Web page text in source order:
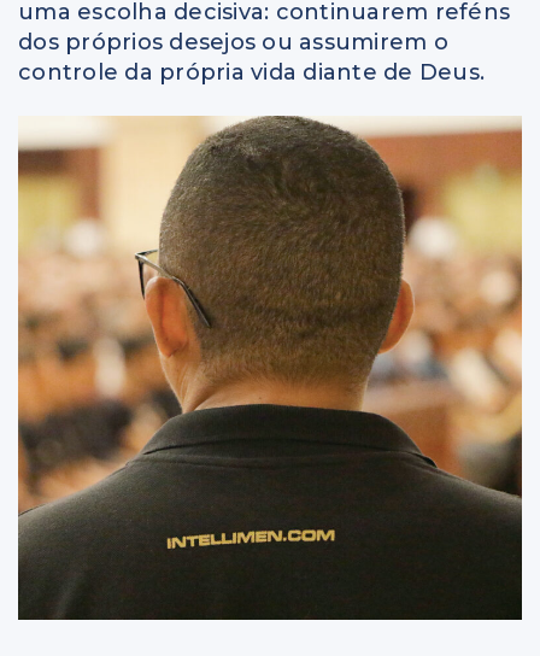
uma escolha decisiva: continuarem reféns
dos próprios desejos ou assumirem o
controle da própria vida diante de Deus.